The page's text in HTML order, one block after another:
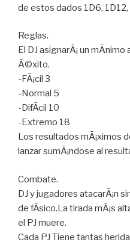
de estos dados 1D6, 1D12,
Reglas.
El DJ asignarÃ¡ un
Ã©xito.
-FÃ¡cil 3
-Normal 5
-DifÃ­cil 10
-Extremo 18
Los resultados mÃ¡ximos
lanzar sumÃ¡ndose al
Combate.
DJ y jugadores atacarÃ¡n
de fÃ­sico.La tirada mÃ¡s
el PJ muere.
Cada PJ Tiene tantas